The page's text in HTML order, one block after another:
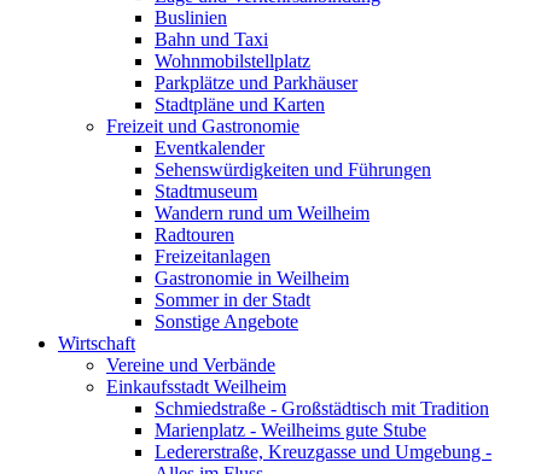
Buslinien
Bahn und Taxi
Wohnmobilstellplatz
Parkplätze und Parkhäuser
Stadtpläne und Karten
Freizeit und Gastronomie
Eventkalender
Sehenswürdigkeiten und Führungen
Stadtmuseum
Wandern rund um Weilheim
Radtouren
Freizeitanlagen
Gastronomie in Weilheim
Sommer in der Stadt
Sonstige Angebote
Wirtschaft
Vereine und Verbände
Einkaufsstadt Weilheim
Schmiedstraße - Großstädtisch mit Tradition
Marienplatz - Weilheims gute Stube
Ledererstraße, Kreuzgasse und Umgebung -